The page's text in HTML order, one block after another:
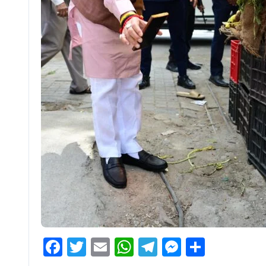
Facebook
Twitter
EmailWhatsApp
Telegram